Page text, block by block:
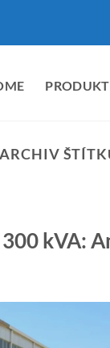
ARCHIV
kVA: